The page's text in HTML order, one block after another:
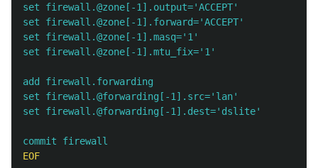
set firewall.@zone[-1].output='ACCEPT'
set firewall.@zone[-1].forward='ACCEPT'
set firewall.@zone[-1].masq='1'
set firewall.@zone[-1].mtu_fix='1'
add firewall.forwarding
set firewall.@forwarding[-1].src='lan'
set firewall.@forwarding[-1].dest='dslite'
EOF